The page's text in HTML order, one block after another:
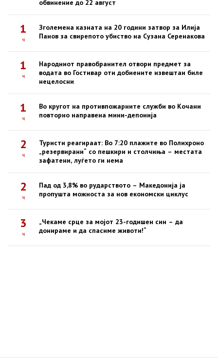
обвинение до 22 август
1
ч
Зголемена казната на 20 години затвор за Илија
Панов за свирепото убиство на Сузана Серенакова
1
ч
Народниот правобранител отвори предмет за
водата во Гостивар оти добиените извештаи биле
нецелосни
1
ч
Во кругот на противпожарните служби во Кочани
повторно направена мини-депонија
2
ч
Туристи реагираат: Во 7:20 плажите во Полихроно
„резервирани“ со пешкири и столчиња – местата
зафатени, луѓето ги нема
2
ч
Пад од 3,8% во рударството – Македонија ја
пропушта можноста за нов економски циклус
3
ч
„Чекаме срце за мојот 23-годишен син – да
донираме и да спасиме животи!“